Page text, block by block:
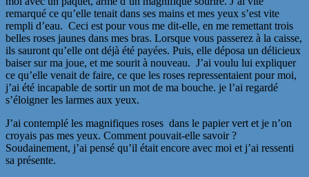
remarqué ce qu’elle tenait dans ses mains et mes yeux s’est vite
rempli d’eau. Ceci est pour vous me dit-elle, en me remettant trois
belles roses jaunes dans mes bras. Lorsque vous passerez à la caisse,
ils sauront qu’elle ont déjà été payées. Puis, elle déposa un délicieux
baiser sur ma joue, et me sourit à nouveau. J’ai voulu lui expliquer
ce qu’elle venait de faire, ce que les roses repressentaient pour moi,
j’ai été incapable de sortir un mot de ma bouche. je l’ai regardé
s’éloigner les larmes aux yeux.
J’ai contemplé les magnifiques roses dans le papier vert et je n’on
croyais pas mes yeux. Comment pouvait-elle savoir ?
Soudainement, j’ai pensé qu’il était encore avec moi et j’ai ressenti
sa présente.